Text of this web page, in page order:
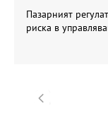
Пазарният
риска в